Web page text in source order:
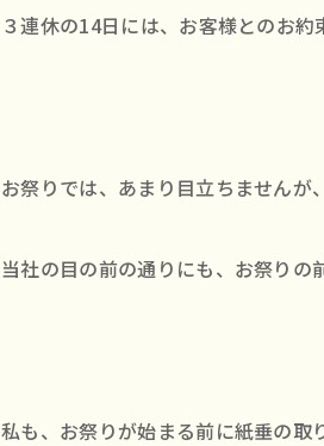
３連休の14日には、お客様とのお
お祭りでは、あまり目立ちません
当社の目の前の通りにも、お祭りの
私も、お祭りが始まる前に紙垂の取